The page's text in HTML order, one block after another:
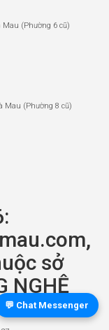
Mau (Phường 6 cũ)
Mau (Phường 8 cũ)
sở
NGHỆ
💬 Chat Messenger